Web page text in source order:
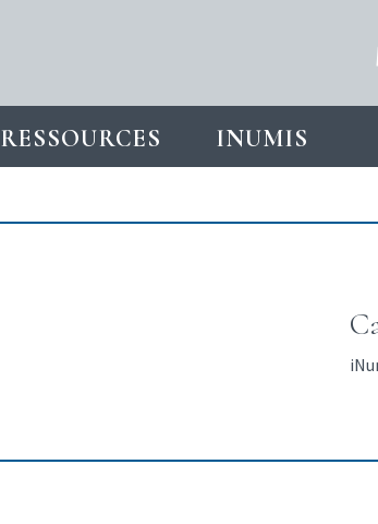
RESSOURCES INUMIS